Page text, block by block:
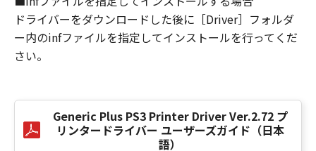
損害の可能性について知らされていた場合でも
同様です。
(3) キヤノン、キヤノンのライセンサー、キヤノ
ンの子会社、キヤノンの関連会社、それらの販
起因または関連してお客様と第三者との間に生
じたいかなる紛争についても、一切責任を負わ
ないものとします。
ドライバーをダウンロードした後に［Driver］フォルダ
ー内のinfファイルを指定してインストールを行ってくだ
さい。
Generic Plus PS3 Printer Driver Ver.2.72 プ
リンタードライバー ユーザーズガイド（日本
語）